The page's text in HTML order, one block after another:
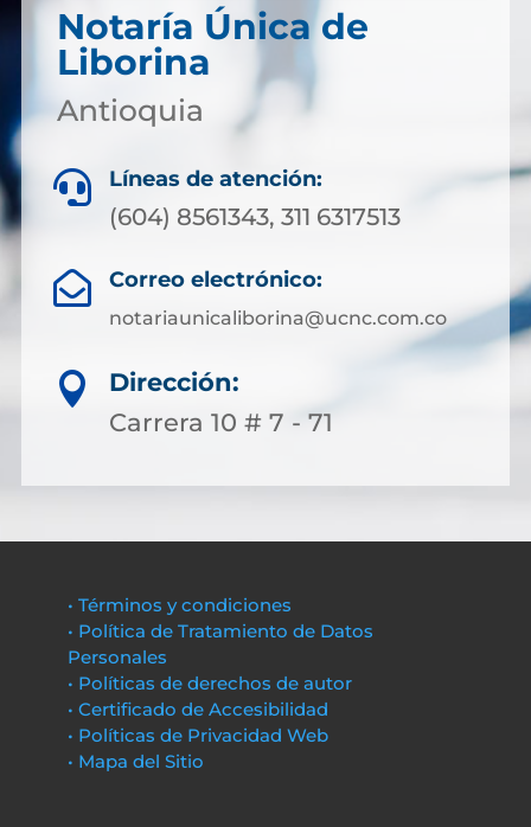
Notaría Única de
Liborina
Antioquia
 Líneas de atención:
(604) 8561343, 311 6317513
 Correo electrónico:
notariaunicaliborina@ucnc.com.co

Dirección:
Carrera 10 # 7 - 71
• Términos y condiciones
• Política de Tratamiento de Datos
Personales
• Políticas de derechos de autor
• Certificado de Accesibilidad
• Políticas de Privacidad Web
• Mapa del Sitio